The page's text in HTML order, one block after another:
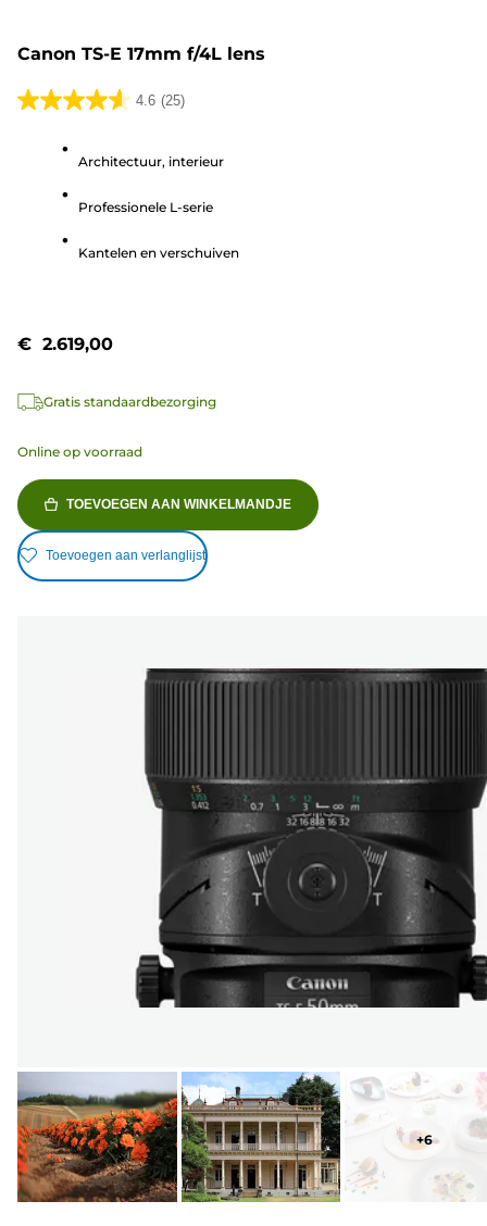
Canon TS-E 17mm f/4L lens
4.6 (25)
4.6
sterren.
Architectuur, interieur
Professionele L-serie
Kantelen en verschuiven
€ 2.619,00
Gratis standaardbezorging
Online op voorraad
TOEVOEGEN AAN WINKELMANDJE
Toevoegen aan verlanglijst
+6